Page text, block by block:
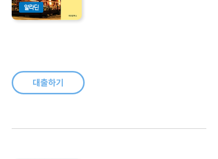
알라딘
대출하기